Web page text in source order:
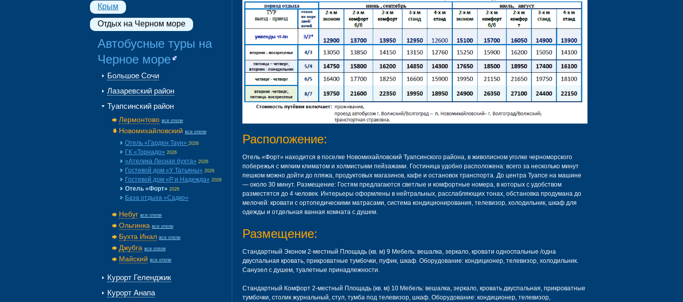
Расположение:
Отель «Форт» находится в поселке Новомихайловский Туапсинского района, в живописном уголке черноморского
побережья с мягким климатом и холмистыми пейзажами. Гостиница удобно расположена: всего за несколько минут
пешком можно дойти до пляжа, продуктовых магазинов, кафе и остановок транспорта. До центра Туапсе на машине
— около 30 минут. Размещение: Гостям предлагаются светлые и комфортные номера, в которых с удобством
разместятся до 4 человек. Интерьеры оформлены в нейтральных, расслабляющих тонах, обстановка продумана до
мелочей: кровати с ортопедическими матрасами, система кондиционирования, телевизор, холодильник, шкаф для
одежды и отдельная ванная комната с душем.
Размещение:
Стандартный Эконом 2-местный Площадь (кв. м) 9 Мебель: вешалка, зеркало, кровати односпальные /одна
двуспальная кровать, прикроватные тумбочки, пуфик, шкаф. Оборудование: кондиционер, телевизор, холодильник.
Санузел с душем, туалетные принадлежности.
Стандартный Комфорт 2-местный Площадь (кв. м) 10 Мебель: вешалка, зеркало, кровать двуспальная, прикроватные
тумбочки, столик журнальный, стул, тумба под телевизор, шкаф. Оборудование: кондиционер, телевизор,
Крым
Отдых на Черном море
Автобусные туры на
Черное море
Большое Сочи
Лазаревский район
Туапсинский район
Лермонтово все отели
Новомихайловский все отели
Отель «Гарден Таун» 2026
ГК «Торнадо» 2026
«Ателика Лесная бухта» 2026
Гостевой дом «У Татьяны» 2026
Гостевой дом «Р и Надежда» 2026
Отель «Форт» 2026
База отдыха «Садко»
Небуг все отели
Ольгинка все отели
Бухта Инал все отели
Джубга все отели
Майский все отели
Курорт Геленджик
Курорт Анапа